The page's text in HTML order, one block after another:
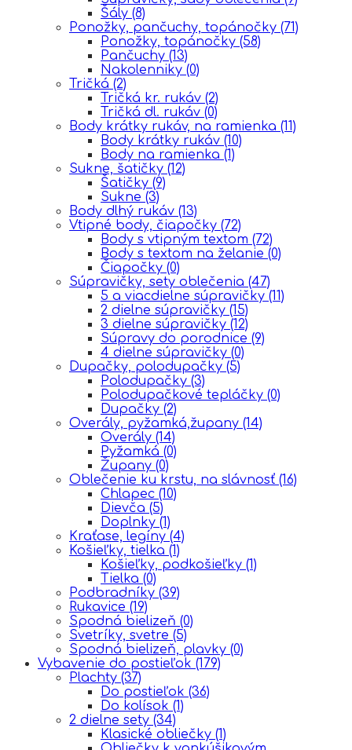
Šály (8)
Ponožky, pančuchy, topánočky (71)
Ponožky, topánočky (58)
Pančuchy (13)
Nakolenniky (0)
Tričká (2)
Tričká kr. rukáv (2)
Tričká dl. rukáv (0)
Body krátky rukáv, na ramienka (11)
Body krátky rukáv (10)
Body na ramienka (1)
Sukne, šatičky (12)
Šatičky (9)
Sukne (3)
Body dlhý rukáv (13)
Vtipné body, čiapočky (72)
Body s vtipným textom (72)
Body s textom na želanie (0)
Čiapočky (0)
Súpravičky, sety oblečenia (47)
5 a viacdielne súpravičky (11)
2 dielne súpravičky (15)
3 dielne súpravičky (12)
Súpravy do porodnice (9)
4 dielne súpravičky (0)
Dupačky, polodupačky (5)
Polodupačky (3)
Polodupačkové tepláčky (0)
Dupačky (2)
Overály, pyžamká,župany (14)
Overály (14)
Pyžamká (0)
Župany (0)
Oblečenie ku krstu, na slávnosť (16)
Chlapec (10)
Dievča (5)
Doplnky (1)
Kraťase, legíny (4)
Košieľky, tielka (1)
Košieľky, podkošieľky (1)
Tielka (0)
Podbradníky (39)
Rukavice (19)
Spodná bielizeň (0)
Svetríky, svetre (5)
Spodná bielizeň, plavky (0)
Vybavenie do postieľok (179)
Plachty (37)
Do postieľok (36)
Do kolísok (1)
2 dielne sety (34)
Klasické obliečky (1)